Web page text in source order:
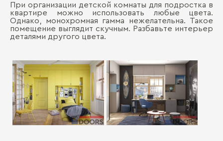
При организации детской комнаты для подростка в
квартире можно использовать любые цвета.
Однако, монохромная гамма нежелательна. Такое
помещение выглядит скучным. Разбавьте интерьер
деталями другого цвета.